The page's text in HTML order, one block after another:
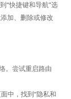
“快捷键和导航”选
加、删除或修改
。尝试重启路由
中，找到“隐私和